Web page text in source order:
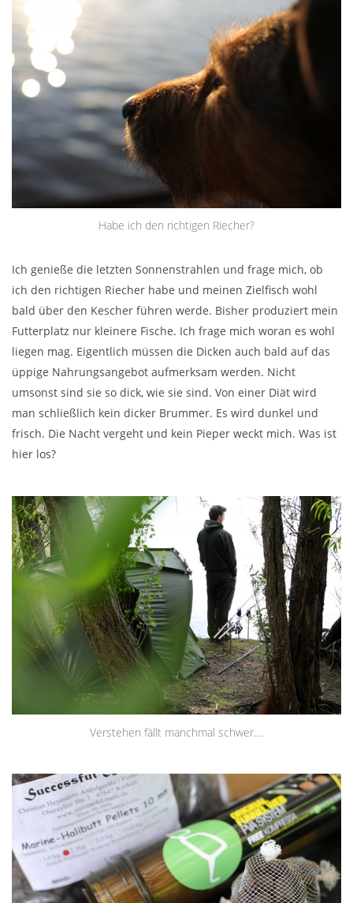
Habe ich den richtigen Riecher?
Ich genieße die letzten Sonnenstrahlen und frage mich, ob
ich den richtigen Riecher habe und meinen Zielfisch wohl
bald über den Kescher führen werde. Bisher produziert mein
Futterplatz nur kleinere Fische. Ich frage mich woran es wohl
liegen mag. Eigentlich müssen die Dicken auch bald auf das
üppige Nahrungsangebot aufmerksam werden. Nicht
umsonst sind sie so dick, wie sie sind. Von einer Diät wird
man schließlich kein dicker Brummer. Es wird dunkel und
frisch. Die Nacht vergeht und kein Pieper weckt mich. Was ist
hier los?
Verstehen fällt manchmal schwer....